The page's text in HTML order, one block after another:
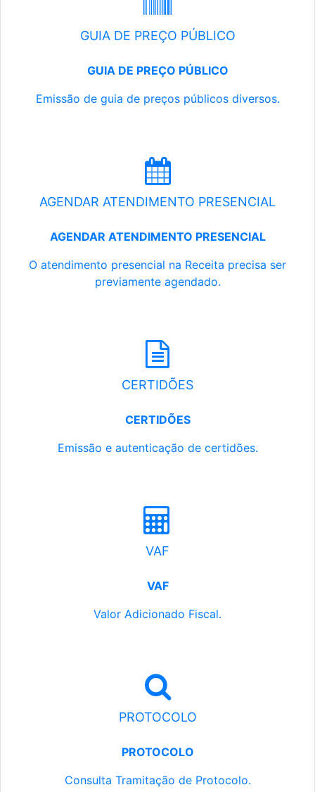
GUIA DE PREÇO PÚBLICO
GUIA DE PREÇO PÚBLICO
Emissão de guia de preços públicos diversos.
AGENDAR ATENDIMENTO PRESENCIAL
AGENDAR ATENDIMENTO PRESENCIAL
O atendimento presencial na Receita precisa ser
previamente agendado.
CERTIDÕES
CERTIDÕES
Emissão e autenticação de certidões.
VAF
VAF
Valor Adicionado Fiscal.
PROTOCOLO
PROTOCOLO
Consulta Tramitação de Protocolo.